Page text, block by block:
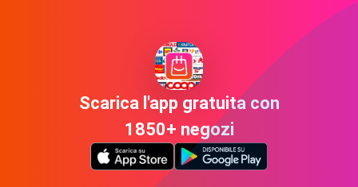
Scarica l'app gratuita con
1850+ negozi